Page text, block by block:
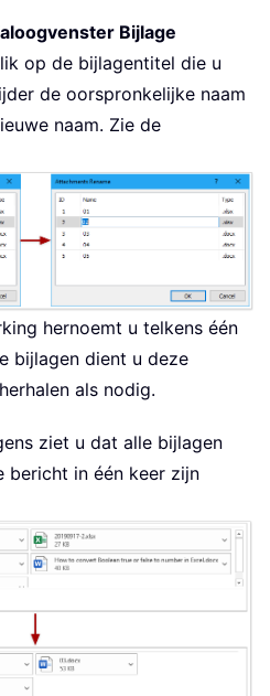
Bijlage
op de bijlagentitel die u
de oorspronkelijke naam
naam. Zie de
hernoemt u telkens één
bijlagen dient u deze
als nodig.
ziet u dat alle bijlagen
bericht in één keer zijn